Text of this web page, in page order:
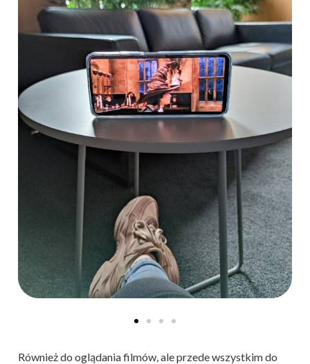
Również do oglądania filmów, ale przede wszystkim do